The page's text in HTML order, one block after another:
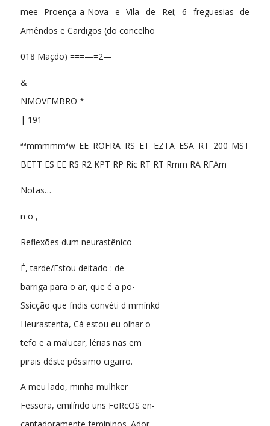
mee Proença-a-Nova e Vila de Rei; 6 freguesias de
Amêndos e Cardigos (do concelho
018 Maçdo) ===—=2—
&
NMOVEMBRO *
| 191
ªªmmmmmªw EE ROFRA RS ET EZTA ESA RT 200 MST
BETT ES EE RS R2 KPT RP Ric RT RT Rmm RA RFAm
Notas…
n o ,
Reflexões dum neurastênico
É, tarde/Estou deitado : de
barriga para o ar, que é a po-
Ssicção que fndis convéti d mmínkd
Heurastenta, Cá estou eu olhar o
tefo e a malucar, lérias nas em
pirais déste póssimo cigarro.
A meu lado, minha mulhker
Fessora, emilíndo uns FoRcOS en-